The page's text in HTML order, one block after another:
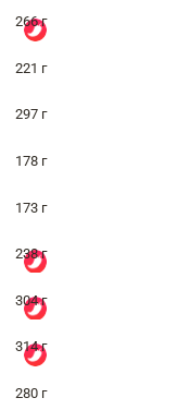
266 г
221 г
297 г
178 г
173 г
238 г
304 г
314 г
280 г